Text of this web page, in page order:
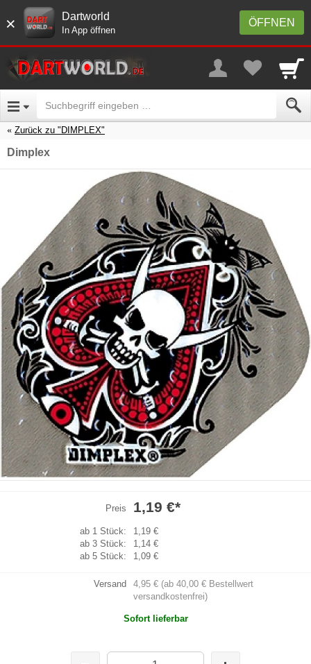
× ÖFFNEN
Dartworld
In App öffnen
Zurück zu "DIMPLEX"
Dimplex
Preis 1,19 €*
ab 1 Stück:
1,19 €
ab 3 Stück:
1,14 €
ab 5 Stück:
1,09 €
Versand
4,95 € (ab 40,00 € Bestellwert
versandkostenfrei)
Sofort lieferbar